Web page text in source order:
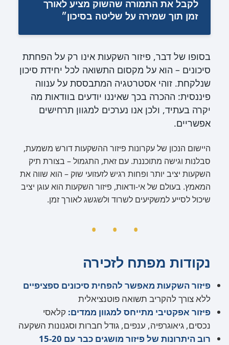
לקבל את התמורה שהשוק מציע לאורך
זמן תוך שמירה על שליטה בסיכון״
בסופו של דבר, פיזור השקעות אינו רק על הפחתת
סיכונים – הוא על מקסום התשואה לכל יחידת סיכון
שנלקחת. זוהי אסטרטגיה המתבססת על ענווה
פיננסית: ההכרה בכך שאיננו יודעים בוודאות מה
יקרה בעתיד, ולכן אנו נערכים למגוון תרחישים
אפשריים.
היישום הנכון של עקרונות פיזור ההשקעות דורש משמעת,
סבלנות וגישה מתוכננת. עם זאת, התגמול – בצורת תיק
השקעות יציב יותר ופחות רגיש לזעזועי שוק – הוא שווה את
המאמץ. בעולם של אי-ודאות, פיזור השקעות הוא עוגן יציב
שיכול לסייע למשקיעים לשרוד ולשגשג לאורך זמן.
נקודות מפתח לזכירה
פיזור השקעות מאפשר להפחית סיכונים ספציפיים
ללא צורך להקריב תשואה פוטנציאלית
פיזור אפקטיבי מתייחס למגוון ממדים: קלאסי
נכסים, גיאוגרפיה, ענפים, גודל חברות וסגנונות השקעה
רוב היתרונות של פיזור מושגים כבר עם 15-20